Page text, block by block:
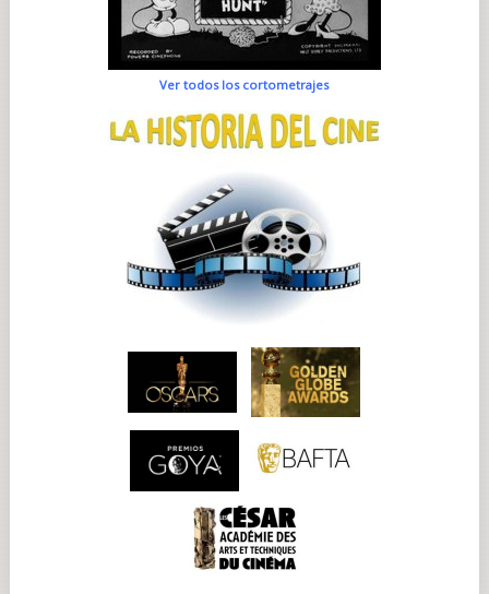
Ver todos los cortometrajes